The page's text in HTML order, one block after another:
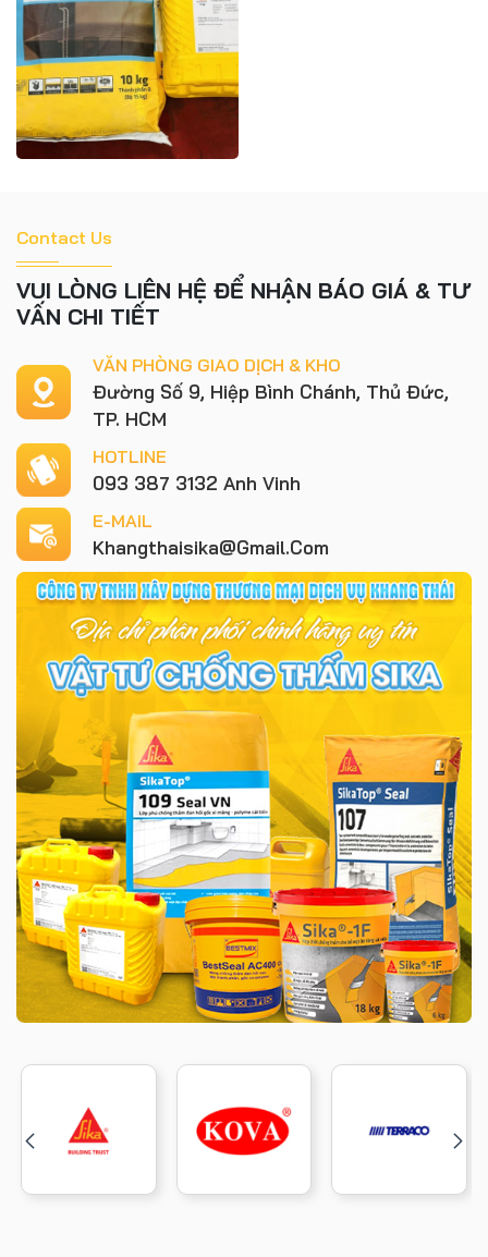
Contact Us
VUI LÒNG LIÊN HỆ ĐỂ NHẬN BÁO GIÁ & TƯ
VẤN CHI TIẾT
VĂN PHÒNG GIAO DỊCH & KHO
Đường Số 9, Hiệp Bình Chánh, Thủ Đức,
TP. HCM
HOTLINE
093 387 3132 Anh Vinh
E-MAIL
Khangthaisika@gmail.com